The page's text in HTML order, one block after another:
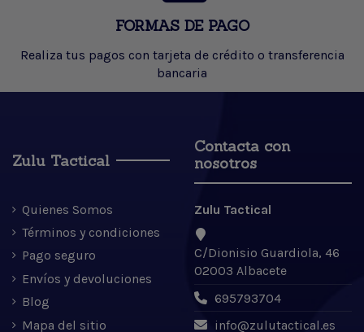
FORMAS DE PAGO
Realiza tus pagos con tarjeta de crédito o transferencia
bancaria
Zulu Tactical
Quienes Somos
Términos y condiciones
Pago seguro
Envíos y devoluciones
Blog
Mapa del sitio
Contacta con
nosotros
Zulu Tactical
C/Dionisio Guardiola, 46
02003 Albacete
695793704
info@zulutactical.es